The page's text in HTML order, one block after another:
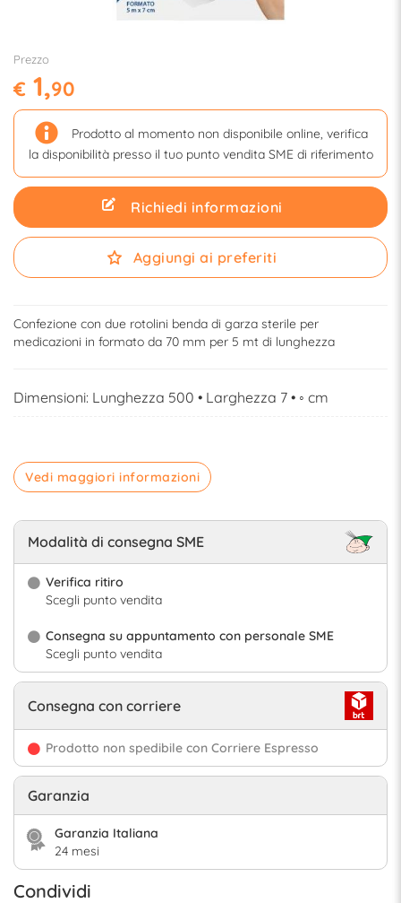
Prezzo
€ 1,90
Prodotto al momento non disponibile online, verifica
la disponibilità presso il tuo punto vendita SME di riferimento
Richiedi informazioni
Aggiungi ai preferiti
Confezione con due rotolini benda di garza sterile per
medicazioni in formato da 70 mm per 5 mt di lunghezza
Dimensioni: Lunghezza 500 • Larghezza 7 • ◦ cm
Vedi maggiori informazioni
Modalità di consegna SME
Verifica ritiro
Scegli punto vendita
Consegna su appuntamento con personale SME
Scegli punto vendita
Consegna con corriere
Prodotto non spedibile con Corriere Espresso
Garanzia
Garanzia Italiana
24 mesi
Condividi